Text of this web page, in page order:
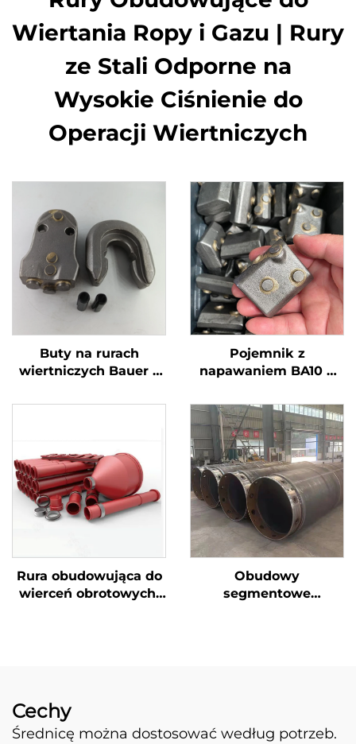
Wiertania Ropy i Gazu | Rury
ze Stali Odporne na
Wysokie Ciśnienie do
Operacji Wiertniczych
Buty na rurach
wiertniczych Bauer z
akcesoriów dla prac
Pojemnik z
napawaniem BA10 o
intensywności do
fundamentów, części
ścieralne do oprawy
Rura obudowująca do
wierceń obrotowych,
Obudowy
segmentowe
Cechy
Średnicę można dostosować według potrzeb.